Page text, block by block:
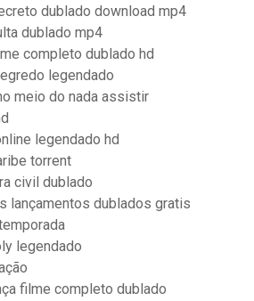
dublado download mp4
dublado mp4
completo dublado hd
legendado
meio do nada assistir
legendado hd
torrent
civil dublado
lançamentos dublados gratis
legendado
filme completo dublado